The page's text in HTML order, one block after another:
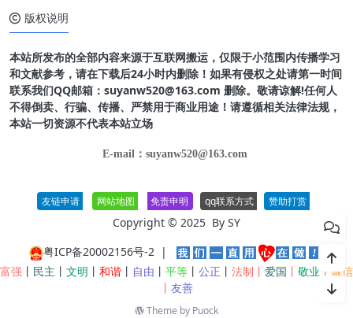
版权说明
本站所发布的全部内容来源于互联网搬运，仅限于小范围内传播学习
和文献参考，请在下载后24小时内删除！如果有侵权之处请第一时间
联系我们QQ邮箱：suyanw520@163.com 删除。敬请谅解!任何人
不得倒卖、行骗、传播、严禁用于商业用途！请遵循相关法律法规，
本站一切资源不代表本站立场
E-mail：suyanw520@163.com
友链申请 网站地图 免责申明 qq联系方式 赞助打赏
Copyright © 2025 By SY
粤ICP备20002156号-2|
富强 丨 民主 丨 文明 丨 和谐 丨 自由 丨 平等 丨 公正 丨 法制丨 爱国 丨 敬业 丨 诚信
丨 友善
Theme by Puock